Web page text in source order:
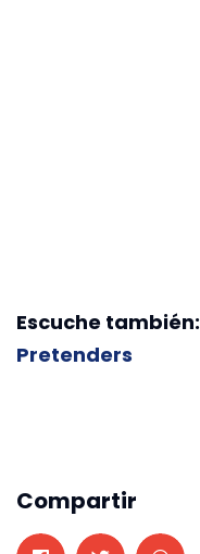
Escuche también:
Pretenders
Compartir